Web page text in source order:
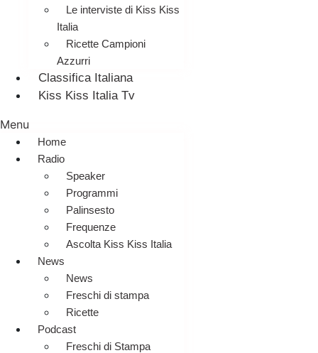
Le interviste di Kiss Kiss
Italia
Ricette Campioni
Azzurri
Classifica Italiana
Kiss Kiss Italia Tv
Menu
Home
Radio
Speaker
Programmi
Palinsesto
Frequenze
Ascolta Kiss Kiss Italia
News
News
Freschi di stampa
Ricette
Podcast
Freschi di Stampa